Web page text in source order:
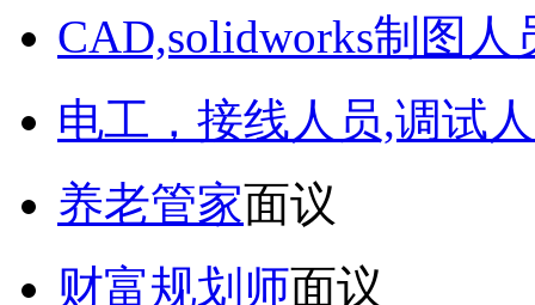
CAD,solidworks制图人
电工，接线人员,调试
养老管家面议
财富规划师面议